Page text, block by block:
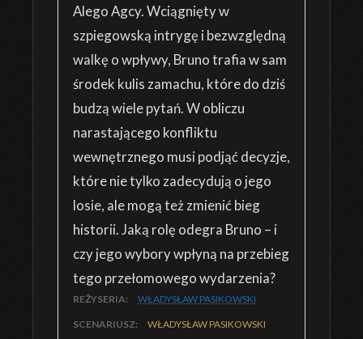
Alego Agcy. Wciągnięty w
szpiegowską intrygę i bezwzględną
walkę o wpływy, Bruno trafia w sam
środek kulis zamachu, które do dziś
budzą wiele pytań. W obliczu
narastającego konfliktu
wewnętrznego musi podjąć decyzje,
które nie tylko zadecydują o jego
losie, ale mogą też zmienić bieg
historii. Jaką rolę odegra Bruno – i
czy jego wybory wpłyną na przebieg
tego przełomowego wydarzenia?
REŻYSERIA: WŁADYSŁAW PASIKOWSKI
SCENARIUSZ: WŁADYSŁAW PASIKOWSKI